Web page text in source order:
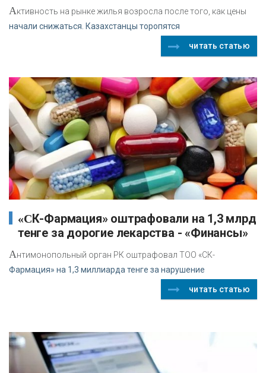
Активность на рынке жилья возросла после того, как цены
начали снижаться. Казахстанцы торопятся
читать статью
«СК-Фармация» оштрафовали на 1,3 млрд
тенге за дорогие лекарства - «Финансы»
Антимонопольный орган РК оштрафовал ТОО «СК-
Фармация» на 1,3 миллиарда тенге за нарушение
читать статью